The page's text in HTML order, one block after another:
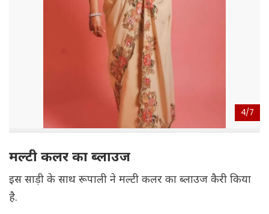
4/7
मल्टी कलर का ब्लाउज
इस साड़ी के साथ रूपाली ने मल्टी कलर का ब्लाउज कैरी किया
है.